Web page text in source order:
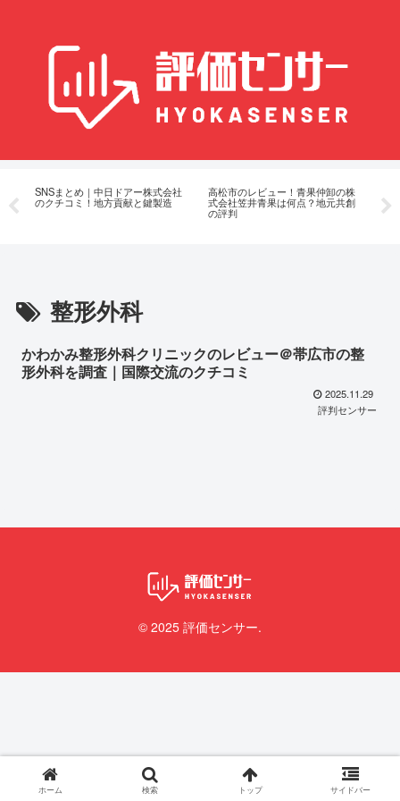
SNSまとめ｜中日ドアー株式会社
のクチコミ！地方貢献と鍵製造
高松市のレビュー！青果仲卸の株
式会社笠井青果は何点？地元共創
の評判
園
の声
整形外科
かわかみ整形外科クリニックのレビュー＠帯広市の整
形外科を調査｜国際交流のクチコミ
2025.11.29
評判センサー
© 2025 評価センサー.
ホーム 検索 トップ サイドバー